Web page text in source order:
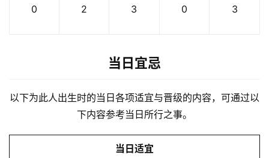
0 2 3 0 3
当日宜忌
以下为此人出生时的当日各项适宜与晋级的内容，可通过以
下内容参考当日所行之事。
当日适宜